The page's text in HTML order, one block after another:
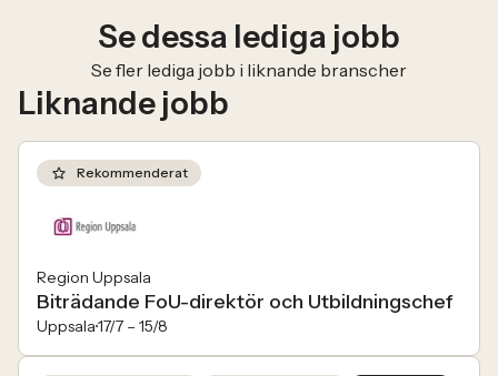
Se dessa lediga jobb
Se fler lediga jobb i liknande branscher
Liknande jobb
Rekommenderat
Region Uppsala
Biträdande FoU-direktör och Utbildningschef
Uppsala17/7 – 15/8